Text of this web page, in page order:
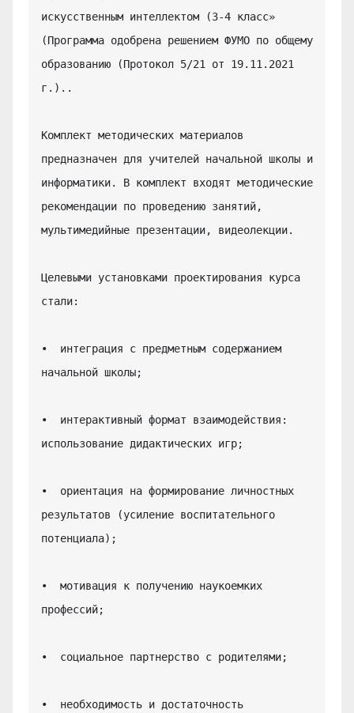
искусственным интеллектом (3-4 класс»
(Программа одобрена решением ФУМО по общему
образованию (Протокол 5/21 от 19.11.2021
г.)..
Комплект методических материалов
предназначен для учителей начальной школы и
информатики. В комплект входят методические
рекомендации по проведению занятий,
мультимедийные презентации, видеолекции.
Целевыми установками проектирования курса
стали:
•  интеграция с предметным содержанием
начальной школы;
•  интерактивный формат взаимодействия:
использование дидактических игр;
•  ориентация на формирование личностных
результатов (усиление воспитательного
потенциала);
•  мотивация к получению наукоемких
профессий;
•  социальное партнерство с родителями;
•  необходимость и достаточность